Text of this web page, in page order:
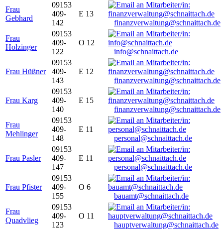
Frau
Gebhard
09153
409-
142
E 13
finanzverwaltung@schnaittach.de
Frau
Holzinger
09153
409-
122
O 12
info@schnaittach.de
Frau Hüßner
09153
409-
143
E 12
finanzverwaltung@schnaittach.de
Frau Karg
09153
409-
140
E 15
finanzverwaltung@schnaittach.de
Frau
Mehlinger
09153
409-
148
E 11
personal@schnaittach.de
Frau Pasler
09153
409-
147
E 11
personal@schnaittach.de
Frau Pfister
09153
409-
155
O 6
bauamt@schnaittach.de
Frau
Quadvlieg
09153
409-
123
O 11
hauptverwaltung@schnaittach.de